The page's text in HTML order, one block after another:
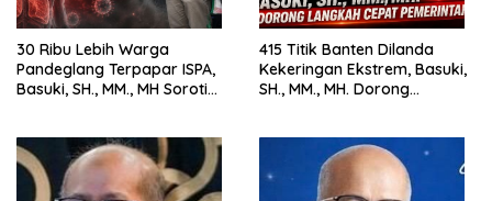
30 Ribu Lebih Warga
Pandeglang Terpapar ISPA,
Basuki, SH., MM., MH Soroti
415 Titik Banten Dilanda
Kekeringan Ekstrem, Basuki,
SH., MM., MH. Dorong